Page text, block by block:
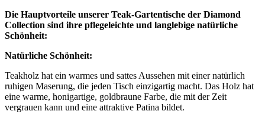
Die Hauptvorteile unserer Teak-Gartentische der Diamond
Collection sind ihre pflegeleichte und langlebige natürliche
Schönheit:
Natürliche Schönheit:
Teakholz hat ein warmes und sattes Aussehen mit einer natürlich
ruhigen Maserung, die jeden Tisch einzigartig macht. Das Holz hat
eine warme, honigartige, goldbraune Farbe, die mit der Zeit
vergrauen kann und eine attraktive Patina bildet.